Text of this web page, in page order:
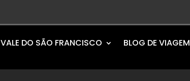
VALE DO SÃO FRANCISCO BLOG DE VIAGEM